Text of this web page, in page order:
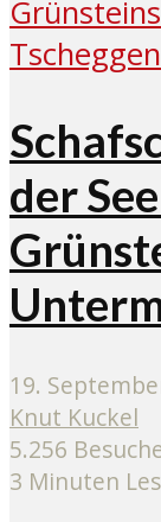
der
19.
Knut Kuckel
5.256
3 Minuten